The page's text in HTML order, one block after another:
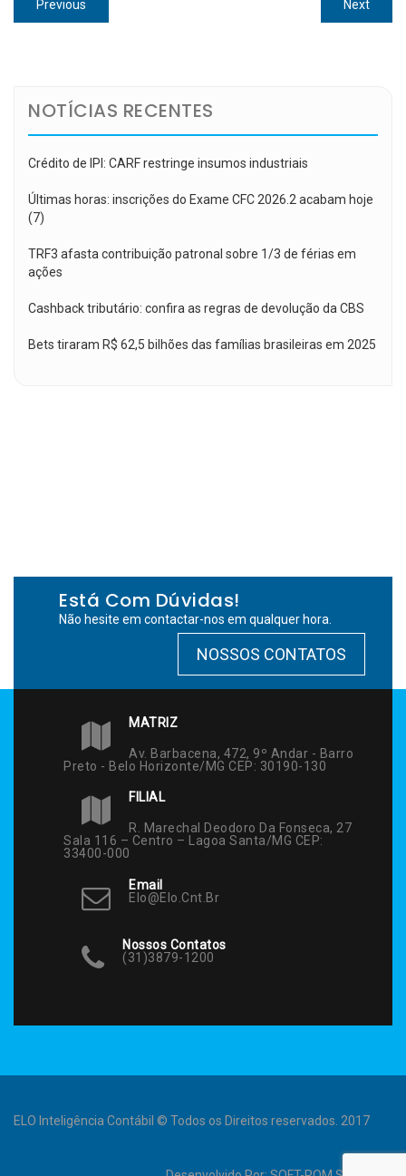
de
Previous
post:
NextNext
post:
NOTÍCIAS RECENTES
Crédito de IPI: CARF restringe insumos industriais
Últimas horas: inscrições do Exame CFC 2026.2 acabam hoje
(7)
TRF3 afasta contribuição patronal sobre 1/3 de férias em
ações
Cashback tributário: confira as regras de devolução da CBS
Bets tiraram R$ 62,5 bilhões das famílias brasileiras em 2025
Está Com Dúvidas!
Não hesite em contactar-nos em qualquer hora.
NOSSOS CONTATOS
MATRIZ
Av. Barbacena, 472, 9º Andar - Barro
Preto - Belo Horizonte/MG CEP: 30190-130
FILIAL
R. Marechal Deodoro Da Fonseca, 27
Sala 116 – Centro – Lagoa Santa/MG CEP:
33400-000
Email
Elo@elo.cnt.br
Nossos Contatos
(31)3879-1200
ELO Inteligência Contábil © Todos os Direitos reservados. 2017